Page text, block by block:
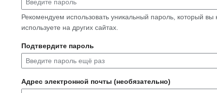
Рекомендуем использовать уникальный пароль, который вы
используете на других сайтах.
Подтвердите пароль
Адрес электронной почты (необязательно)